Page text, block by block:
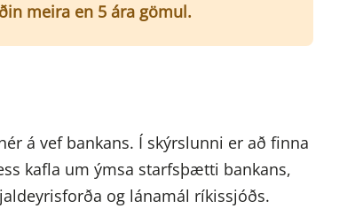
meira en 5 ára gömul.
á vef bankans. Í skýrslunni er að finna
kafla um ýmsa starfsþætti bankans,
og lánamál ríkissjóðs.